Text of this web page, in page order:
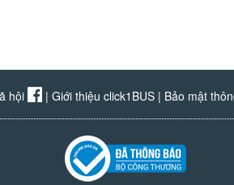
hội | Giới thiệu click1BUS| Bảo mật